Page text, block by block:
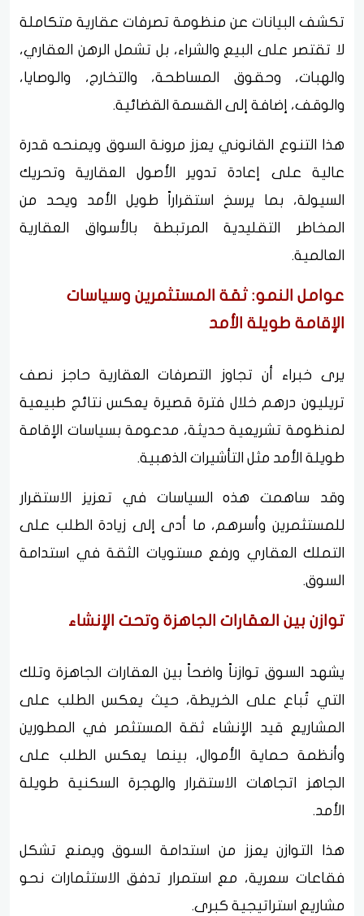
تكشف البيانات عن منظومة تصرفات عقارية متكاملة
لا تقتصر على البيع والشراء، بل تشمل الرهن العقاري،
والهبات، وحقوق المساطحة، والتخارج، والوصايا،
والوقف، إضافة إلى القسمة القضائية.
هذا التنوع القانوني يعزز مرونة السوق ويمنحه قدرة
عالية على إعادة تدوير الأصول العقارية وتحريك
السيولة، بما يرسخ استقراراً طويل الأمد ويحد من
المخاطر التقليدية المرتبطة بالأسواق العقارية
العالمية.
عوامل النمو: ثقة المستثمرين وسياسات
الإقامة طويلة الأمد
يرى خبراء أن تجاوز التصرفات العقارية حاجز نصف
تريليون درهم خلال فترة قصيرة يعكس نتائج طبيعية
لمنظومة تشريعية حديثة، مدعومة بسياسات الإقامة
طويلة الأمد مثل التأشيرات الذهبية.
وقد ساهمت هذه السياسات في تعزيز الاستقرار
للمستثمرين وأسرهم، ما أدى إلى زيادة الطلب على
التملك العقاري ورفع مستويات الثقة في استدامة
السوق.
توازن بين العقارات الجاهزة وتحت الإنشاء
يشهد السوق توازناً واضحاً بين العقارات الجاهزة وتلك
التي تُباع على الخريطة، حيث يعكس الطلب على
المشاريع قيد الإنشاء ثقة المستثمر في المطورين
وأنظمة حماية الأموال، بينما يعكس الطلب على
الجاهز اتجاهات الاستقرار والهجرة السكنية طويلة
الأمد.
هذا التوازن يعزز من استدامة السوق ويمنع تشكل
فقاعات سعرية، مع استمرار تدفق الاستثمارات نحو
مشاريع استراتيجية كبرى.